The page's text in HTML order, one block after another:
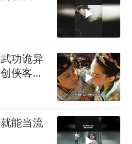
功诡异
侠客赵
能当流